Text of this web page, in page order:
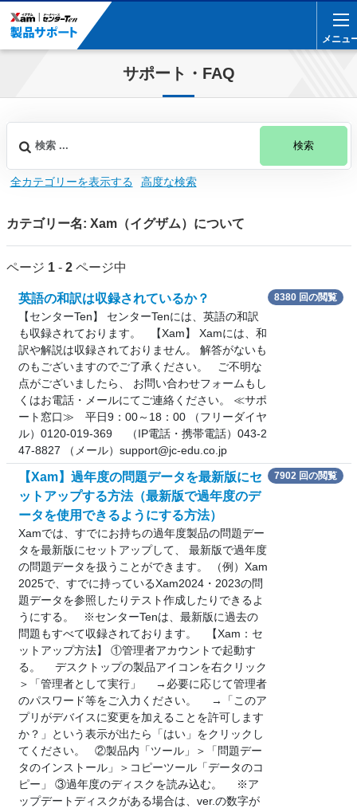
メニュ
メニュ
サポート・FAQ
検索
全カテゴリーを表示する 高度な検索
カテゴリー名: Xam（イグザム）について
ページ 1- 2ページ中
英語の和訳は収録されているか？
【センターTen】 センターTenには、英語の和訳
も収録されております。 【Xam】 Xamには、和
訳や解説は収録されておりません。 解答がないも
のもございますのでご了承ください。 ご不明な
点がございましたら、 お問い合わせフォームもし
くはお電話・メールにてご連絡ください。 ≪サポ
ート窓口≫ 平日9：00～18：00 （フリーダイヤ
ル）0120-019-369 （IP電話・携帯電話）043-2
47-8827 （メール）support@jc-edu.co.jp
8380 回の閲覧
【Xam】過年度の問題データを最新版にセ
ットアップする方法（最新版で過年度のデ
ータを使用できるようにする方法）
Xamでは、すでにお持ちの過年度製品の問題デー
タを最新版にセットアップして、 最新版で過年度
の問題データを扱うことができます。 （例）Xam
2025で、すでに持っているXam2024・2023の問
題データを参照したりテスト作成したりできるよ
うにする。 ※センターTenは、最新版に過去の
問題もすべて収録されております。 【Xam：セ
ットアップ方法】 ①管理者アカウントで起動す
る。 デスクトップの製品アイコンを右クリック
＞「管理者として実行」 →必要に応じて管理者
のパスワード等をご入力ください。 →「このア
プリがデバイスに変更を加えることを許可します
か？」という表示が出たら「はい」をクリックし
てください。 ②製品内「ツール」＞「問題デー
タのインストール」＞コピーツール「データのコ
ピー」 ③過年度のディスクを読み込む。 ※ア
ップデートディスクがある場合は、ver.の数字が
7902 回の閲覧